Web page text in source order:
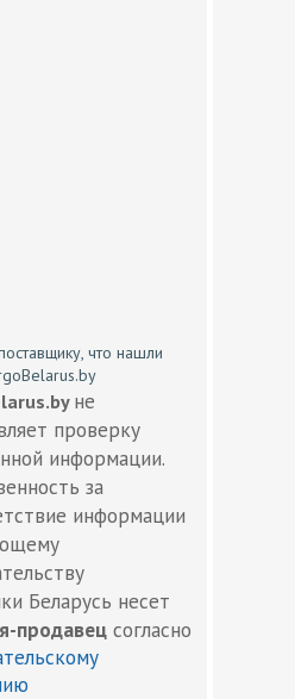
что нашли
не
проверку
информации.
за
информации
Беларусь несет
продавец согласно